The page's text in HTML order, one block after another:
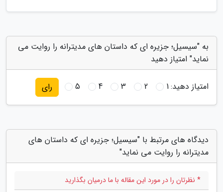
به "سیسیل؛ جزیره ای که داستان های مدیترانه را روایت می
نماید" امتیاز دهید
امتیاز دهید:1
2
3
4
5 رای
دیدگاه های مرتبط با "سیسیل؛ جزیره ای که داستان های
مدیترانه را روایت می نماید"
* نظرتان را در مورد این مقاله با ما درمیان بگذارید